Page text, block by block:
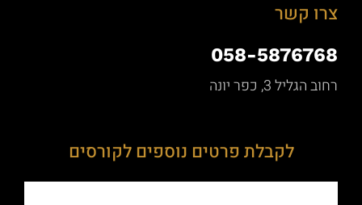
צרו קשר
058-5876768
רחוב הגליל 3, כפר יונה
לקבלת פרטים נוספים לקורסים